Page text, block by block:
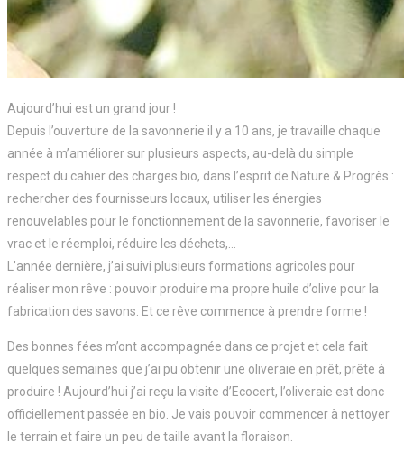
Aujourd’hui est un grand jour !
Depuis l’ouverture de la savonnerie il y a 10 ans, je travaille chaque
année à m’améliorer sur plusieurs aspects, au-delà du simple
respect du cahier des charges bio, dans l’esprit de Nature & Progrès :
rechercher des fournisseurs locaux, utiliser les énergies
renouvelables pour le fonctionnement de la savonnerie, favoriser le
vrac et le réemploi, réduire les déchets,…
L’année dernière, j’ai suivi plusieurs formations agricoles pour
réaliser mon rêve : pouvoir produire ma propre huile d’olive pour la
fabrication des savons. Et ce rêve commence à prendre forme !
Des bonnes fées m’ont accompagnée dans ce projet et cela fait
quelques semaines que j’ai pu obtenir une oliveraie en prêt, prête à
produire ! Aujourd’hui j’ai reçu la visite d’Ecocert, l’oliveraie est donc
officiellement passée en bio. Je vais pouvoir commencer à nettoyer
le terrain et faire un peu de taille avant la floraison.